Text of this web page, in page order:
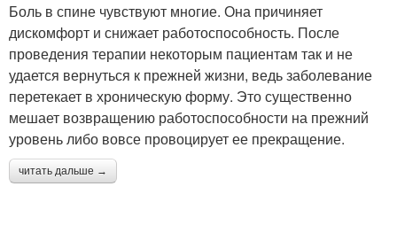
Боль в спине чувствуют многие. Она причиняет
дискомфорт и снижает работоспособность. После
проведения терапии некоторым пациентам так и не
удается вернуться к прежней жизни, ведь заболевание
перетекает в хроническую форму. Это существенно
мешает возвращению работоспособности на прежний
уровень либо вовсе провоцирует ее прекращение.
читать дальше →